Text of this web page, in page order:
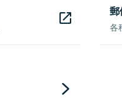
郵
各